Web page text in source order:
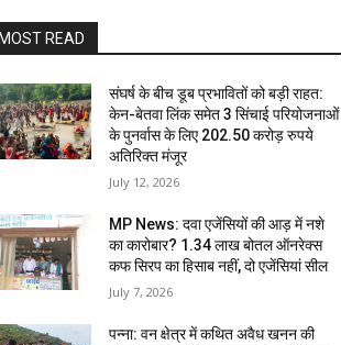
READ
संघर्ष के बीच डूब प्रभावितों को बड़ी राहत:
केन-बेतवा लिंक समेत 3 सिंचाई परियोजनाओं
के पुनर्वास के लिए 202.50 करोड़ रुपये
अतिरिक्त मंजूर
July 12, 2026
MP News: दवा एजेंसियों की आड़ में नशे
का कारोबार? 1.34 लाख बोतल ऑनरेक्स
कफ सिरप का हिसाब नहीं, दो एजेंसियां सील
July 7, 2026
पन्ना: वन क्षेत्र में कथित अवैध खनन की